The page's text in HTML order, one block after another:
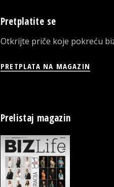
Pretplatite se
Otkrijte priče koje pokreću
PRETPLATA NA MAGAZIN
Prelistaj magazin